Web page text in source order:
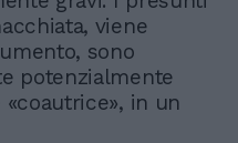
viene
sono
potenzialmente
in un